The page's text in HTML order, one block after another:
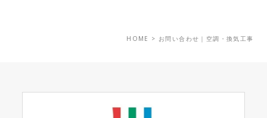
HOME > お問い合わせ｜空調・換気工事